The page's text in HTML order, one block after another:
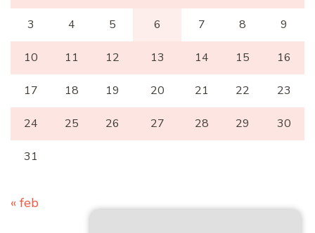
3 4 5 6 7 8 9
10 11 12 13 14 15 16
17 18 19 20 21 22 23
24 25 26 27 28 29 30
31
« feb